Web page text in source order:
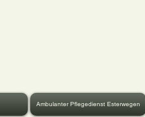
Ambulanter Pflegedienst Esterwegen